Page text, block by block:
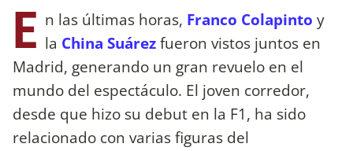
E n las últimas horas, Franco Colapinto y
la China Suárezfueron vistos juntos en
Madrid, generando un gran revuelo en el
mundo del espectáculo. El joven corredor,
desde que hizo su debut en la F1, ha sido
relacionado con varias figuras del